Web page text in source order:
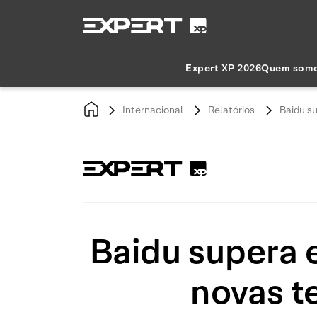
Expert XP 2026Quem
Internacional Relatórios Baidu
Baidu supera
novas